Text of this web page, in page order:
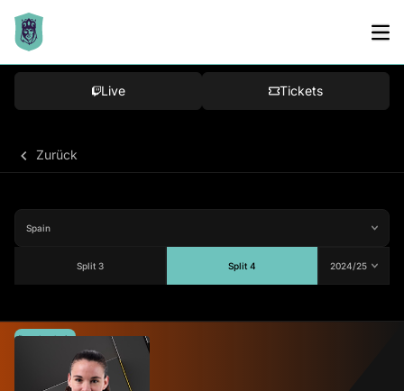
Live Tickets
Zurück
Split 3 Split 4
Durchschnitt